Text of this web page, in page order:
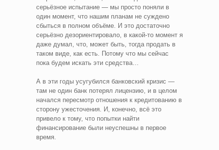
серьёзное испытание — мы просто поняли в
один момент, что нашим планам не суждено
сбыться в полном объёме. И это достаточно
серьёзно дезориентировало, в какой-то момент я
даже думал, что, может быть, тогда продать в
таком виде, как есть. Потому что мы сейчас
пока будем искать эти средства…
А в эти годы усугубился банковский кризис —
там не один банк потерял лицензию, и в целом
начался пересмотр отношения к кредитованию в
сторону ужесточения. И, конечно, всё это
привело к тому, что попытки найти
финансирование были неуспешны в первое
время.